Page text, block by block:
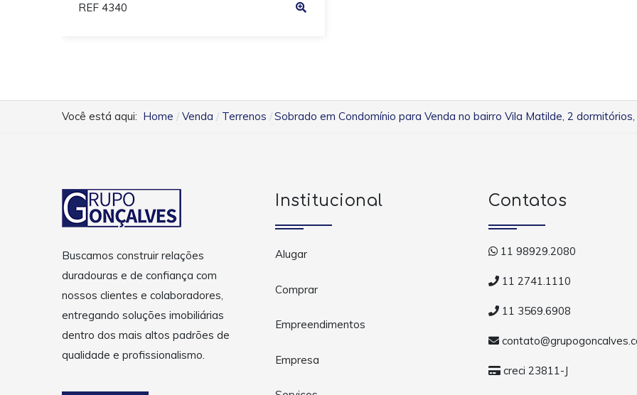
REF 4340
Você está aqui: Home Venda Terrenos Sobrado em Condomínio para Venda no bairro Vila Matilde, 2
Buscamos construir relações
duradouras e de confiança com
nossos clientes e colaboradores,
entregando soluções imobiliárias
dentro dos mais altos padrões de
qualidade e profissionalismo.
Institucional
Alugar
Comprar
Empreendimentos
Empresa
Contatos
11 98929.2080
11 2741.1110
11 3569.6908
creci 23811-J